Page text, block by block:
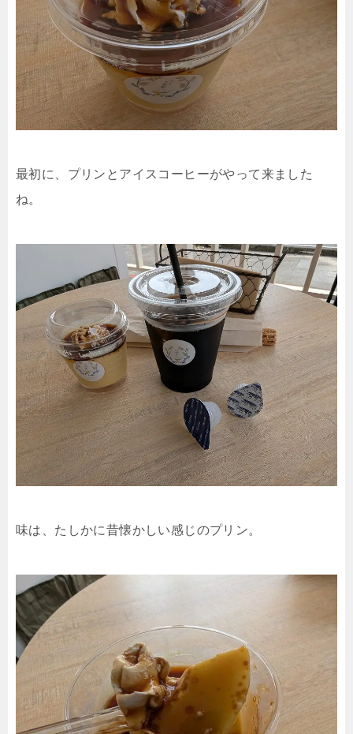
最初に、プリンとアイスコーヒーがやって来ました
ね。
味は、たしかに昔懐かしい感じのプリン。